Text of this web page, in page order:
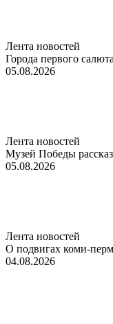
Лента новостей
Города первого
05.08.2026
Лента новостей
Музей Победы
05.08.2026
Лента новостей
О подвигах коми-
04.08.2026